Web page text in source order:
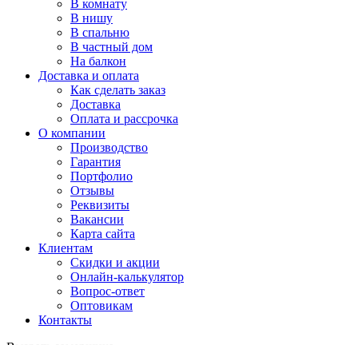
В комнату
В нишу
В спальню
В частный дом
На балкон
Доставка и оплата
Как сделать заказ
Доставка
Оплата и рассрочка
О компании
Производство
Гарантия
Портфолио
Отзывы
Реквизиты
Вакансии
Карта сайта
Клиентам
Скидки и акции
Онлайн-калькулятор
Вопрос-ответ
Оптовикам
Контакты